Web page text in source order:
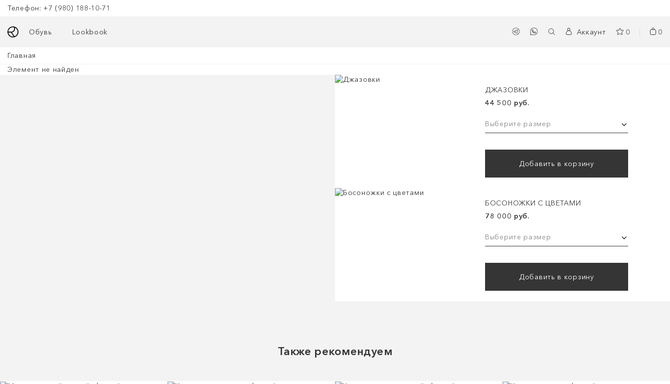
Телефон: +7 (980) 188-10-71
Обувь Lookbook Аккаунт 0 0
Главная
Элемент не найден
ДЖАЗОВКИ
44 500 руб.
Выберите размер
Добавить в корзину
БОСОНОЖКИ С ЦВЕТАМИ
78 000 руб.
Выберите размер
Добавить в корзину
Также рекомендуем